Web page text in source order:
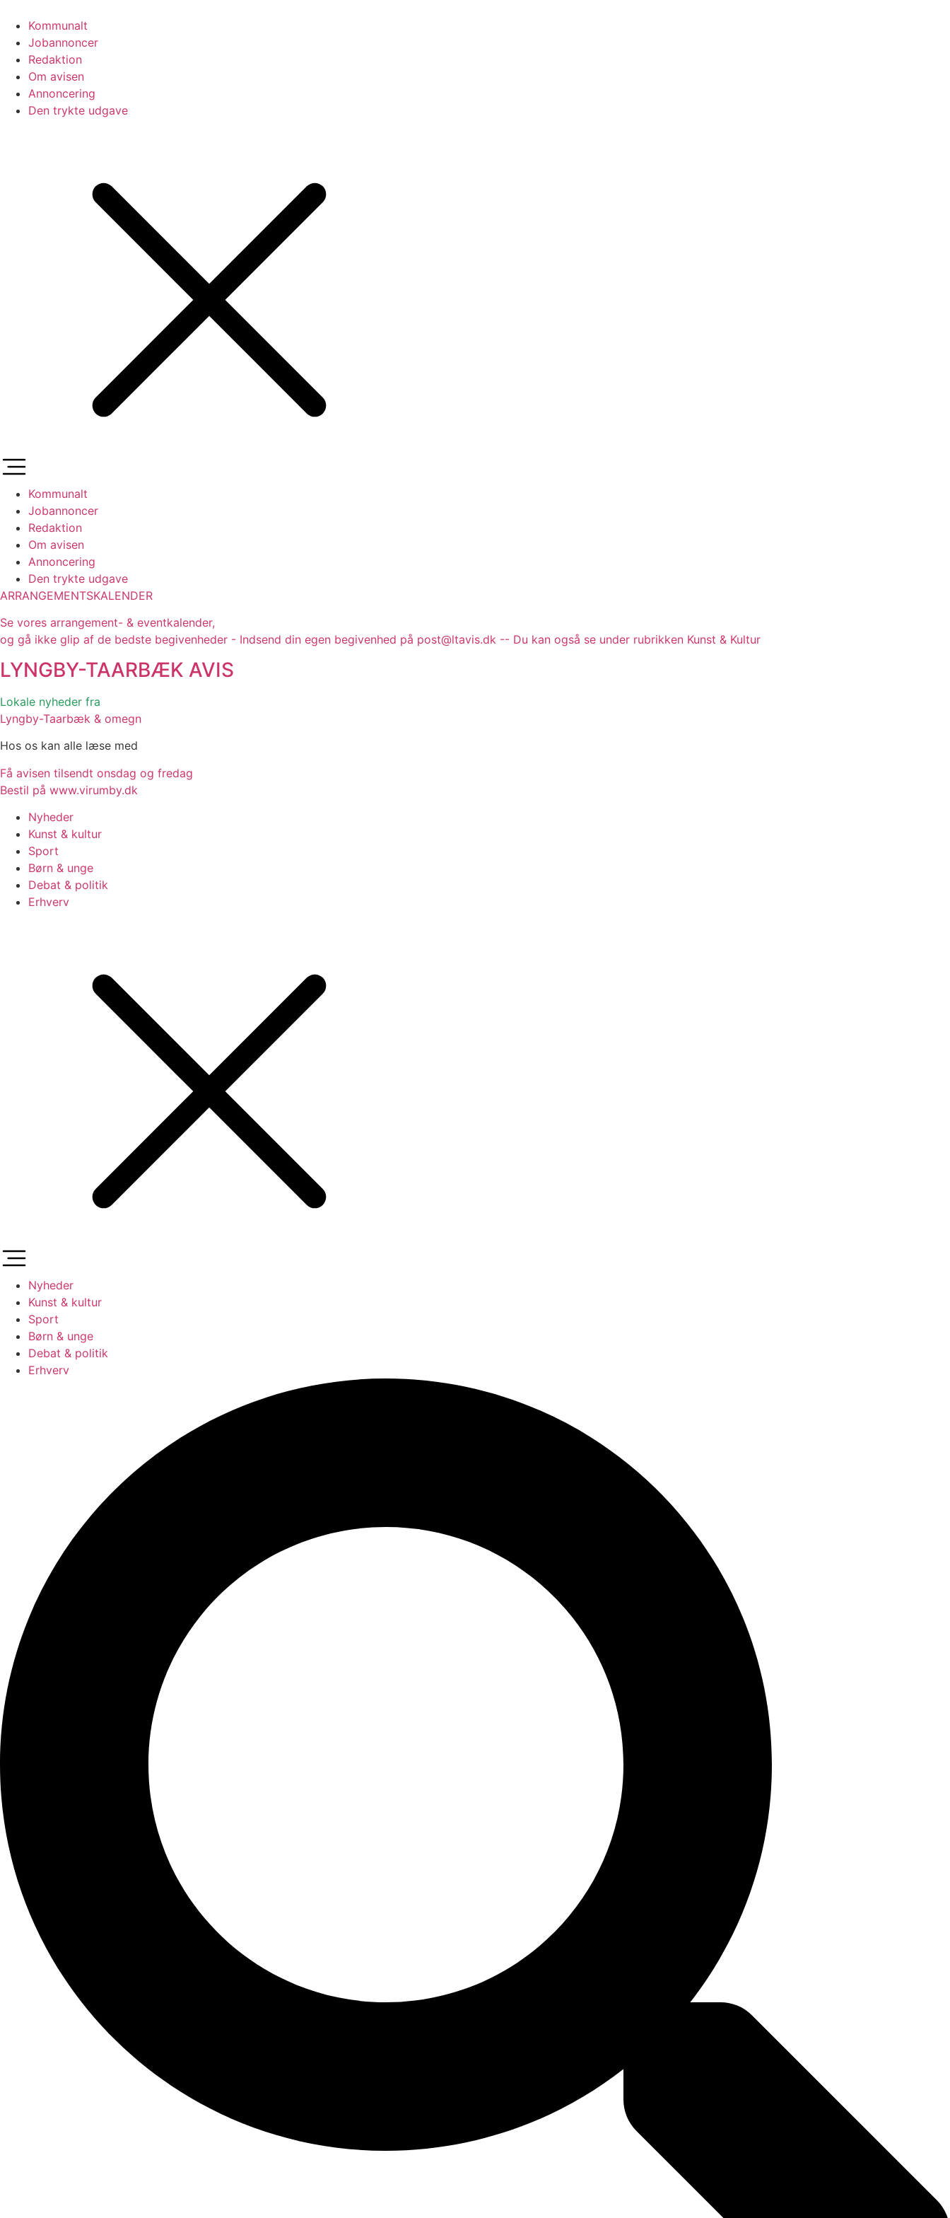
indhold
Kommunalt
Jobannoncer
Redaktion
Om avisen
Annoncering
Den trykte udgave
Kommunalt
Jobannoncer
Redaktion
Om avisen
Annoncering
Den trykte udgave
ARRANGEMENTSKALENDER
Se vores arrangement- & eventkalender,
og gå ikke glip af de bedste begivenheder - Indsend din egen begivenhed på post@ltavis.dk -- Du kan også se under rubrikken Kunst & Kultur
LYNGBY-TAARBÆK AVIS
Lokale nyheder fra
Lyngby-Taarbæk & omegn
Hos os kan alle læse med
Få avisen tilsendt onsdag og fredag
Bestil på www.virumby.dk
Nyheder
Kunst & kultur
Sport
Børn & unge
Debat & politik
Erhverv
Nyheder
Kunst & kultur
Sport
Børn & unge
Debat & politik
Erhverv